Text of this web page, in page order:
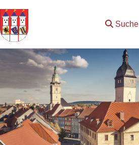
Zum Hauptinhalt springen
Suche